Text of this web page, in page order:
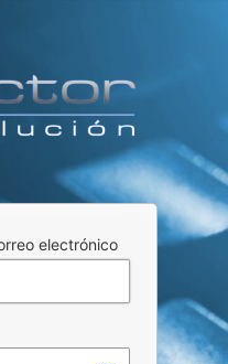
electrónico